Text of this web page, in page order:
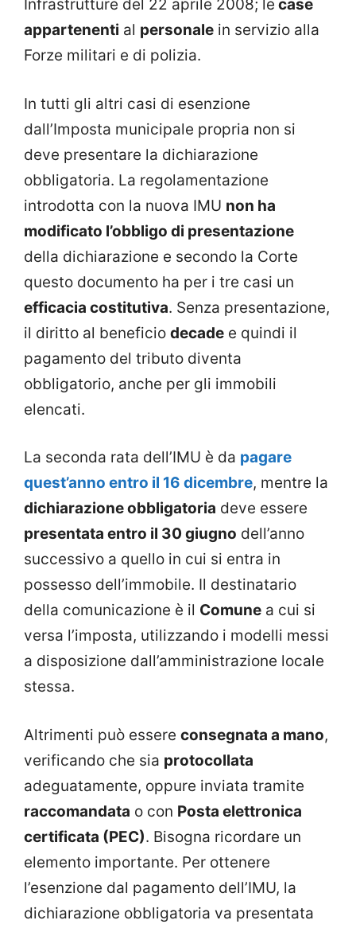
Infrastrutture del 22 aprile 2008; le case
appartenenti al personale in servizio alla
Forze militari e di polizia.
In tutti gli altri casi di esenzione
dall’Imposta municipale propria non si
deve presentare la dichiarazione
obbligatoria. La regolamentazione
introdotta con la nuova IMU non ha
modificato l’obbligo di presentazione
della dichiarazione e secondo la Corte
questo documento ha per i tre casi un
efficacia costitutiva. Senza presentazione,
il diritto al beneficio decade e quindi il
pagamento del tributo diventa
obbligatorio, anche per gli immobili
elencati.
La seconda rata dell’IMU è da pagare
quest’anno entro il 16 dicembre, mentre la
dichiarazione obbligatoria deve essere
presentata entro il 30 giugno dell’anno
successivo a quello in cui si entra in
possesso dell’immobile. Il destinatario
della comunicazione è il Comune a cui si
versa l’imposta, utilizzando i modelli messi
a disposizione dall’amministrazione locale
stessa.
Altrimenti può essere consegnata a mano,
verificando che sia protocollata
adeguatamente, oppure inviata tramite
raccomandata o con Posta elettronica
certificata (PEC). Bisogna ricordare un
elemento importante. Per ottenere
l’esenzione dal pagamento dell’IMU, la
dichiarazione obbligatoria va presentata